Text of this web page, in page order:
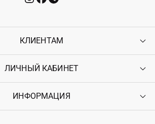
КЛИЕНТАМ
Контакты
Возврат
Гарантия
ЛИЧНЫЙ КАБИНЕТ
Войти
ИНФОРМАЦИЯ